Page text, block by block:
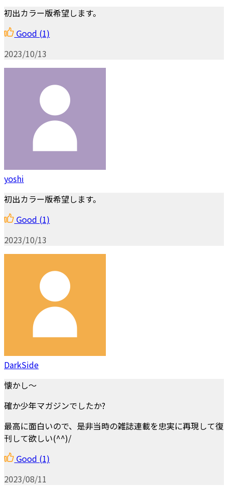
初出カラー版希望します。
Good (1)
2023/10/13
yoshi
初出カラー版希望します。
Good (1)
2023/10/13
DarkSide
懐かし～
確か少年マガジンでしたか?
最高に面白いので、是非当時の雑誌連載を忠実に再現して復
刊して欲しい(^^)/
Good (1)
2023/08/11